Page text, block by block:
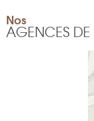
Nos
AGENCES